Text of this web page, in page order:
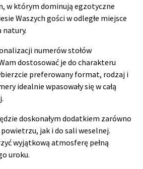
w którym dominują egzotyczne
Waszych gości w odległe miejsce
natury.
numerów stołów
dostosować je do charakteru
preferowany format, rodzaj i
idealnie wpasowały się w całą
doskonałym dodatkiem zarówno
jak i do sali weselnej.
wyjątkową atmosferę pełną
uroku.